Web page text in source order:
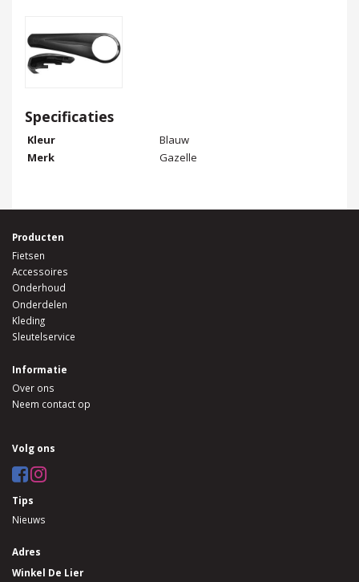
Specificaties
Kleur
Blauw
Merk
Gazelle
Producten
Fietsen
Accessoires
Onderhoud
Onderdelen
Kleding
Sleutelservice
Informatie
Over ons
Neem contact op
Volg ons
Tips
Nieuws
Adres
Winkel De Lier